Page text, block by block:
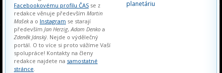
Facebookovému profilu ČAS se z
redakce věnuje především Martin
Mašeka o Instagram se starají
především Jan Herzig,Adam Denko a
Zdeněk Jánský. Nejde o výdělečný
portál. O to více si proto vážíme Vaší
spolupráce! Kontakty na členy
redakce najdete na samostatné
stránce.
planetáriu